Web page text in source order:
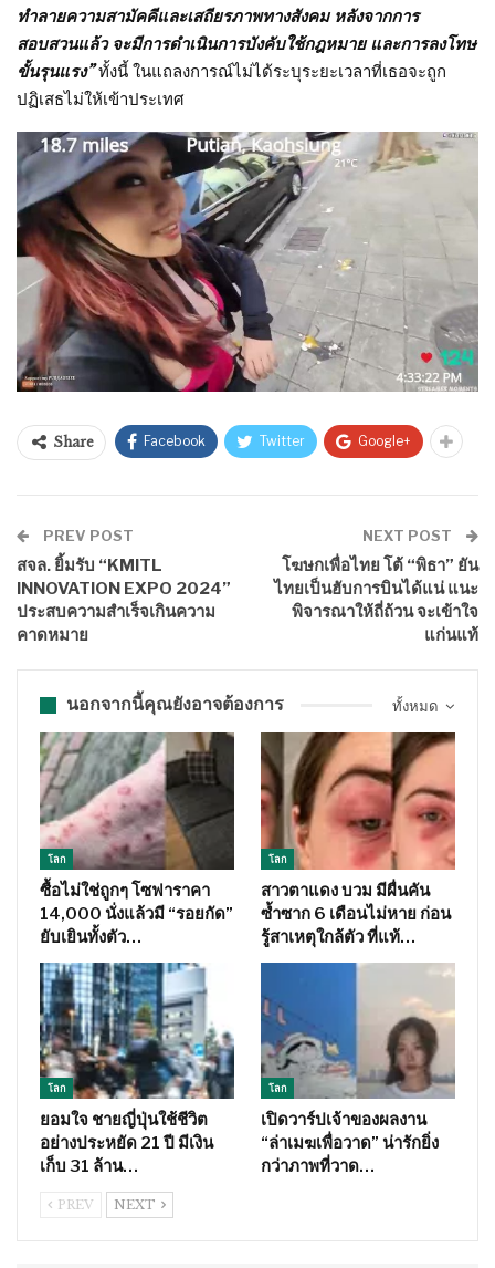
ทำลายความสามัคคีและเสถียรภาพทางสังคม หลังจากการ
สอบสวนแล้ว จะมีการดำเนินการบังคับใช้กฎหมาย และการลงโทษ
ขั้นรุนแรง” ทั้งนี้ ในแถลงการณ์ไม่ได้ระบุระยะเวลาที่เธอจะถูก
ปฏิเสธไม่ให้เข้าประเทศ
Share Facebook Twitter Google+
PREV POST
สจล. ยิ้มรับ “KMITL
INNOVATION EXPO 2024”
ประสบความสำเร็จเกินความ
คาดหมาย
NEXT POST
โฆษกเพื่อไทย โต้ “พิธา” ยัน
ไทยเป็นฮับการบินได้แน่ แนะ
พิจารณาให้ถี่ถ้วน จะเข้าใจ
แก่นแท้
ทั้งหมด
นอกจากนี้คุณยังอาจต้องการ
โลก
ซื้อไม่ใช่ถูกๆ โซฟาราคา
14,000 นั่งแล้วมี “รอยกัด”
ยับเยินทั้งตัว…
โลก
สาวตาแดง บวม มีผื่นคัน
ซ้ำซาก 6 เดือนไม่หาย ก่อน
รู้สาเหตุใกล้ตัว ที่แท้…
โลก
ยอมใจ ชายญี่ปุ่นใช้ชีวิต
อย่างประหยัด 21 ปี มีเงิน
เก็บ 31 ล้าน…
โลก
เปิดวาร์ปเจ้าของผลงาน
“ล่าเมฆเพื่อวาด” น่ารักยิ่ง
กว่าภาพที่วาด…
PREV NEXT